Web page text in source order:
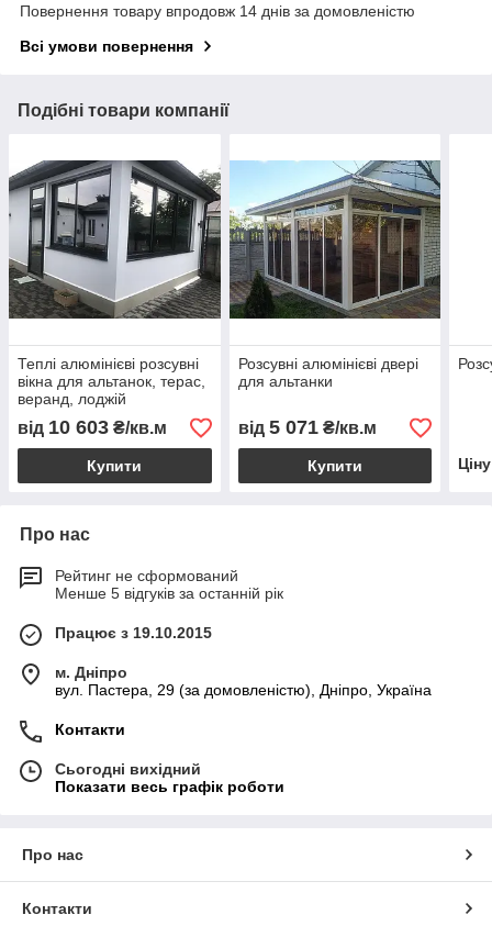
Повернення товару впродовж 14 днів за домовленістю
Всі умови повернення
Подібні товари компанії
Теплі алюмінієві розсувні
вікна для альтанок, терас,
веранд, лоджій
від 10 603 ₴/кв.м
Купити
Розсувні алюмінієві двері
для альтанки
від 5 071₴/кв.м
Купити
Про нас
Рейтинг не сформований
Менше 5 відгуків за останній рік
Працює з 19.10.2015
м. Дніпро
вул. Пастера, 29 (за домовленістю), Дніпро, Україна
Контакти
Сьогодні вихідний
Показати весь графік роботи
Про нас
Контакти